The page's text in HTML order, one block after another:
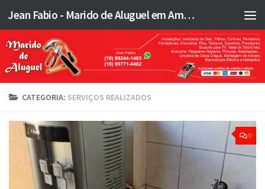
Skip to content Jean Fabio - Marido de Aluguel em Americana SP e região - JFMA
CATEGORIA: SERVIÇOS REALIZADOS
0